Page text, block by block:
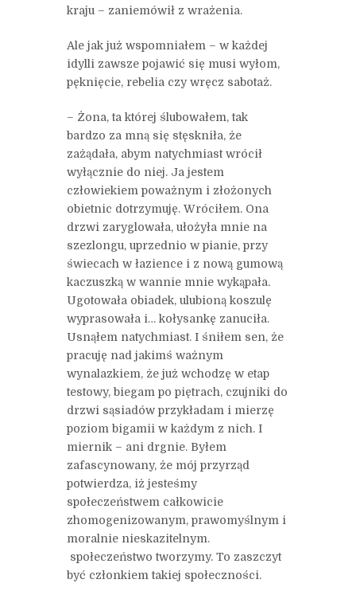
kraju – zaniemówił z wrażenia.
Ale jak już wspomniałem – w każdej
idylli zawsze pojawić się musi wyłom,
pęknięcie, rebelia czy wręcz sabotaż.
– Żona, ta której ślubowałem, tak
bardzo za mną się stęskniła, że
zażądała, abym natychmiast wrócił
wyłącznie do niej. Ja jestem
człowiekiem poważnym i złożonych
obietnic dotrzymuję. Wróciłem. Ona
drzwi zaryglowała, ułożyła mnie na
szezlongu, uprzednio w pianie, przy
świecach w łazience i z nową gumową
kaczuszką w wannie mnie wykąpała.
Ugotowała obiadek, ulubioną koszulę
wyprasowała i… kołysankę zanuciła.
Usnąłem natychmiast. I śniłem sen, że
pracuję nad jakimś ważnym
wynalazkiem, że już wchodzę w etap
testowy, biegam po piętrach, czujniki do
drzwi sąsiadów przykładam i mierzę
poziom bigamii w każdym z nich. I
miernik – ani drgnie. Byłem
zafascynowany, że mój przyrząd
potwierdza, iż jesteśmy
społeczeństwem całkowicie
zhomogenizowanym, prawomyślnym i
moralnie nieskazitelnym.
społeczeństwo tworzymy. To zaszczyt
być członkiem takiej społeczności.